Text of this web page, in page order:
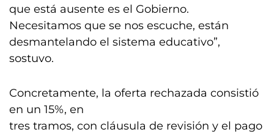
que está ausente es el Gobierno.
Necesitamos que se nos escuche, están
desmantelando el sistema educativo”,
sostuvo.
Concretamente, la oferta rechazada consistió
en un 15%, en
tres tramos, con cláusula de revisión y el pago